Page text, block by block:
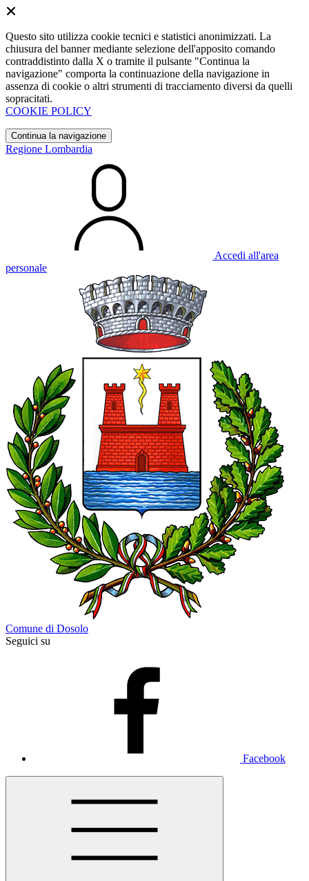
Questo sito utilizza cookie tecnici e statistici anonimizzati. La
chiusura del banner mediante selezione dell'apposito comando
contraddistinto dalla X o tramite il pulsante "Continua la
navigazione" comporta la continuazione della navigazione in
assenza di cookie o altri strumenti di tracciamento diversi da quelli
sopracitati.
COOKIE POLICY
Continua la navigazione
Regione Lombardia
Accedi all'area
personale
Comune di Dosolo
Seguici su
Facebook